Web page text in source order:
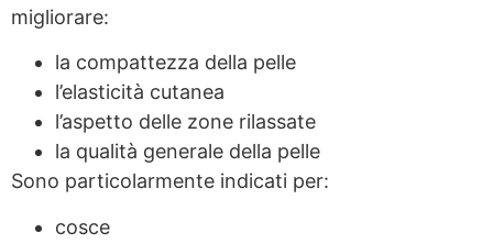
migliorare:
la compattezza della pelle
l’elasticità cutanea
l’aspetto delle zone rilassate
la qualità generale della pelle
Sono particolarmente indicati per:
cosce